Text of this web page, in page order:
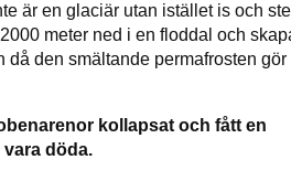
är en glaciär utan istället is och
meter ned i en floddal och
den smältande permafrosten gör
kollapsat och fått en
döda.
en hållbar framtid. Sedan
drivit miljödebatten
och granskningar. Nu vill
vårt arbete genom att swisha en